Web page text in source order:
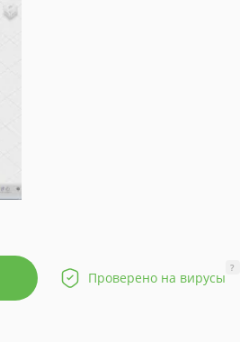
Проверено на вирусы
?